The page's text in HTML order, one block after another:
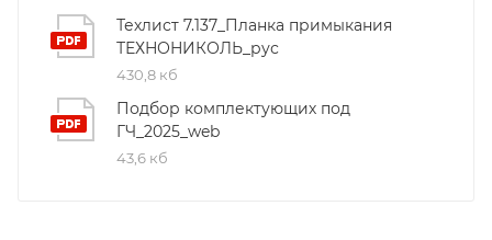
Техлист 7.137_Планка примыкания
ТЕХНОНИКОЛЬ_рус
430,8 кб
Подбор комплектующих под
ГЧ_2025_web
43,6 кб